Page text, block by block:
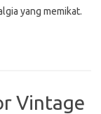
yang memikat.
Vintage